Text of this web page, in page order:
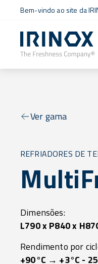
Bem-vindo ao site da
Ver gama
REFRIADORES DE
Dimensões:
L790 x P840 x
Rendimento por
+90°C → +3°C -